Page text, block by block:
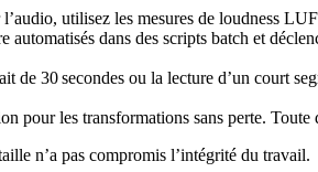
utilisez les mesures de loudness
dans des scripts batch et
30 secondes ou la lecture d’un court
pour les transformations sans perte.
n’a pas compromis l’intégrité du travail.